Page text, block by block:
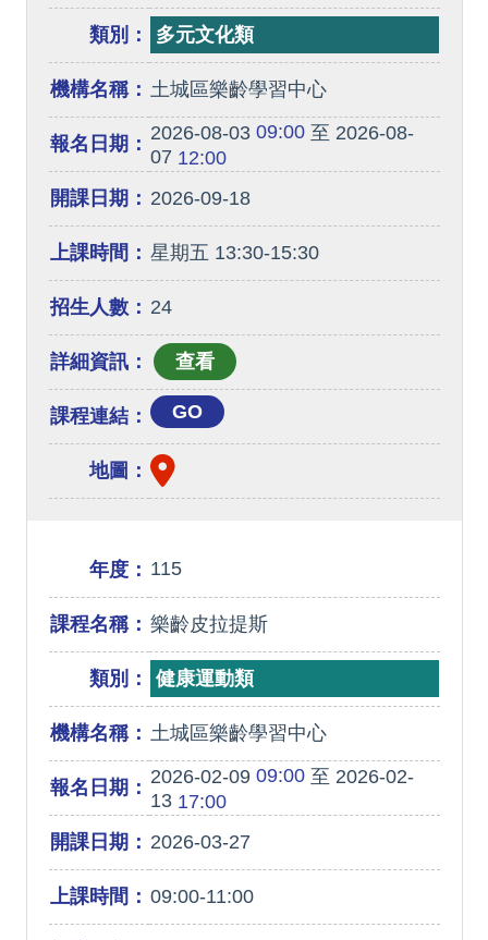
類別： 多元文化類
機構名稱： 土城區樂齡學習中心
報名日期： 2026-08-0309:00至 2026-08-
07 12:00
開課日期： 2026-09-18
上課時間： 星期五 13:30-15:30
招生人數： 24
詳細資訊：
課程連結： GO
地圖：
年度： 115
課程名稱： 樂齡皮拉提斯
類別： 健康運動類
機構名稱： 土城區樂齡學習中心
報名日期： 2026-02-0909:00至 2026-02-
1317:00
開課日期： 2026-03-27
上課時間： 09:00-11:00